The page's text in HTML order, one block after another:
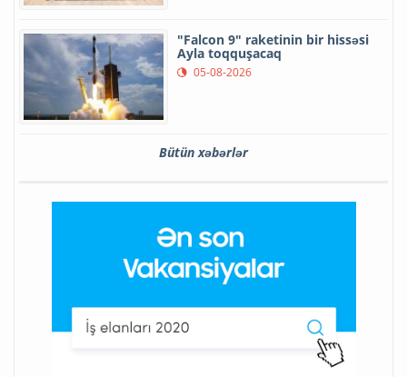
"Falcon 9" raketinin bir hissəsi
Ayla toqquşacaq
05-08-2026
Bütün xəbərlər